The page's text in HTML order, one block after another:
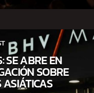
SE ABRE EN
SOBRE